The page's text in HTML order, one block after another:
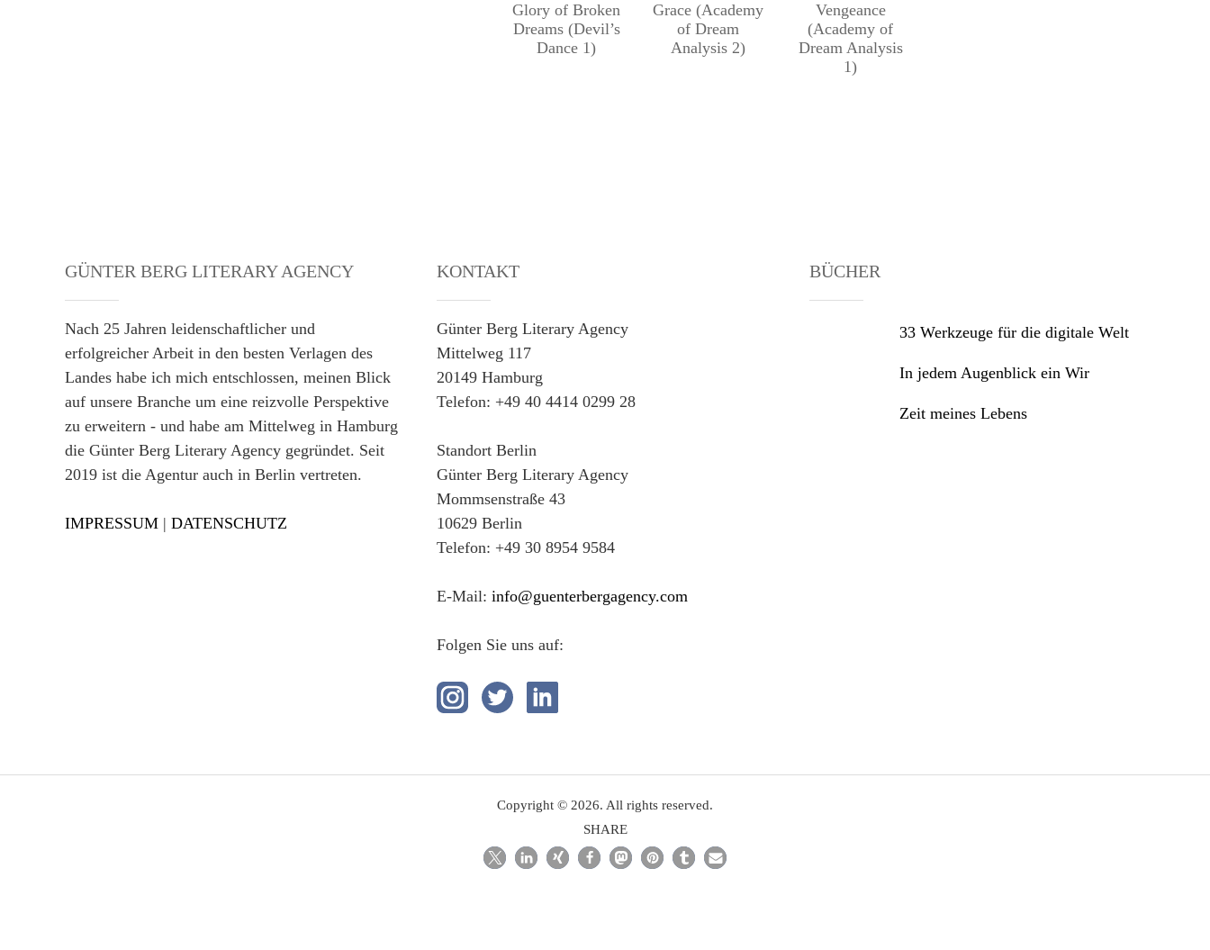
Glory of Broken
Dreams (Devil’s
Dance 1)
Grace (Academy
of Dream
Analysis 2)
Vengeance
(Academy of
Dream Analysis
1)
GÜNTER BERG LITERARY AGENCY
Nach 25 Jahren leidenschaftlicher und
erfolgreicher Arbeit in den besten Verlagen des
Landes habe ich mich entschlossen, meinen Blick
auf unsere Branche um eine reizvolle Perspektive
zu erweitern - und habe am Mittelweg in Hamburg
die Günter Berg Literary Agency gegründet. Seit
2019 ist die Agentur auch in Berlin vertreten.
IMPRESSUM | DATENSCHUTZ
KONTAKT
Günter Berg Literary Agency
Mittelweg 117
20149 Hamburg
Telefon: +49 40 4414 0299 28
Standort Berlin
Günter Berg Literary Agency
Mommsenstraße 43
10629 Berlin
Telefon: +49 30 8954 9584
E-Mail:info@guenterbergagency.com
Folgen Sie uns auf:
BÜCHER
33 Werkzeuge für die digitale Welt
In jedem Augenblick ein Wir
Zeit meines Lebens
Copyright © 2026. All rights reserved.
SHARE